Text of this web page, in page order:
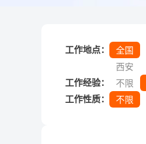
工作地点： 全国
西安
工作经验： 不限
工作性质： 不限